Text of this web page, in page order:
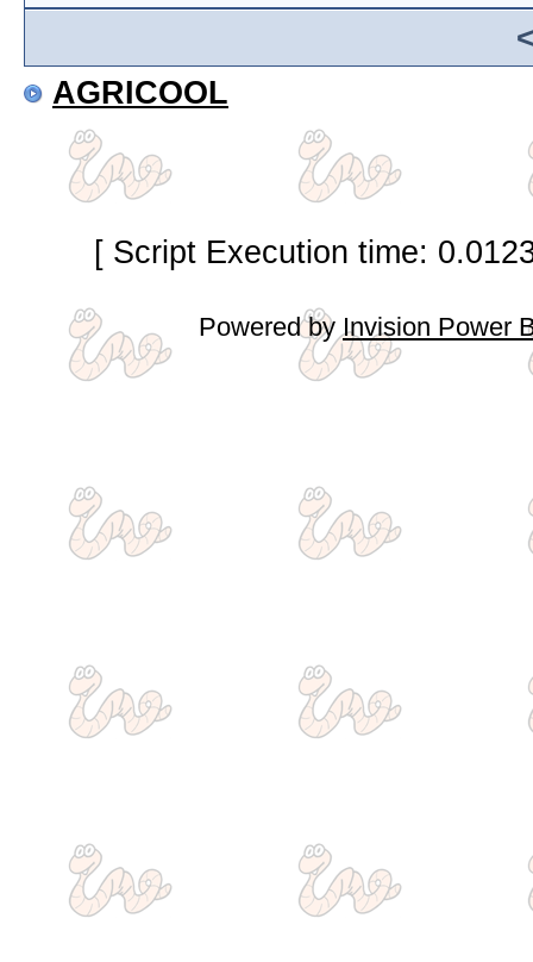
AGRICOOL
[ Script Execution time:
Powered by Invision Power